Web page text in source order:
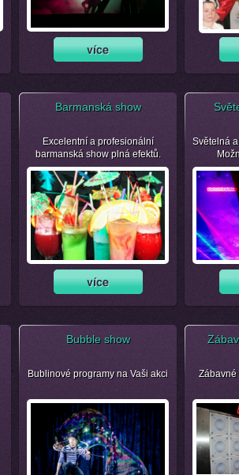
Barmanská show
Excelentní a profesionální
barmanská show plná efektů.
Světelná
Bubble show
Bublinové programy na Vaši akci
Zábavné